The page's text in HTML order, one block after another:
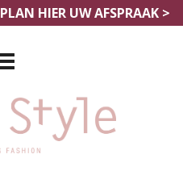
PLAN HIER UW AFSPRAAK >